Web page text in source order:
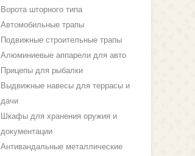
Ворота шторного типа
Автомобильные трапы
Подвижные строительные трапы
Алюминиевые аппарели для авто
Прицепы для рыбалки
Выдвижные навесы для террасы и
дачи
Шкафы для хранения оружия и
документации
Антивандальные металлические